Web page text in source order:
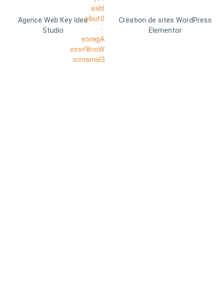
Agence Web Key Idea
Studio
Création de sites WordPress
Elementor